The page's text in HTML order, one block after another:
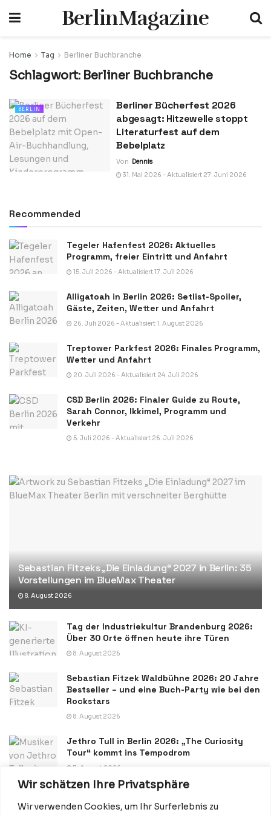
Wir schätzen Ihre Privatsphäre
Wir verwenden Cookies, um Ihr Surferlebnis zu
BerlinMagazine
Home Tag Berliner Buchbranche
Schlagwort: Berliner Buchbranche
BERLIN
Berliner Bücherfest 2026
abgesagt: Hitzewelle stoppt
Literaturfest auf dem
Bebelplatz
Von Dennis
31. Mai 2026 - Aktualisiert 27. Juni 2026
Recommended
Tegeler Hafenfest 2026: Aktuelles
Programm, freier Eintritt und Anfahrt
15. Juli 2026 - Aktualisiert 17. Juli 2026
Alligatoah in Berlin 2026: Setlist-Spoiler,
Gäste, Zeiten, Wetter und Anfahrt
26. Juli 2026 - Aktualisiert 1. August 2026
Treptower Parkfest 2026: Finales Programm,
Wetter und Anfahrt
20. Juli 2026 - Aktualisiert 24. Juli 2026
CSD Berlin 2026: Finaler Guide zu Route,
Sarah Connor, Ikkimel, Programm und
Verkehr
5. Juli 2026 - Aktualisiert 26. Juli 2026
Sebastian Fitzeks „Die Einladung“ 2027 in Berlin: 35
Vorstellungen im BlueMax Theater
8. August 2026
Tag der Industriekultur Brandenburg 2026:
Über 30 Orte öffnen heute ihre Türen
8. August 2026
Sebastian Fitzek Waldbühne 2026: 20 Jahre
Bestseller – und eine Buch-Party wie bei den
Rockstars
8. August 2026
Jethro Tull in Berlin 2026: „The Curiosity
Tour“ kommt ins Tempodrom
7. August 2026